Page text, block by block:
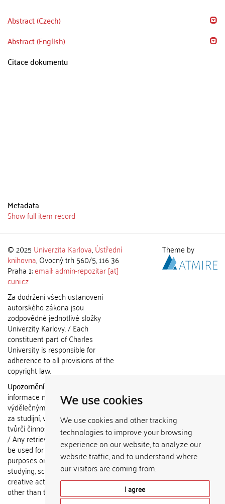
We use cookies
We use cookies and other tracking
technologies to improve your browsing
experience on our website, to analyze our
website traffic, and to understand where
our visitors are coming from.
I agree
Abstract (Czech)
Abstract (English)
Citace dokumentu
Metadata
Show full item record
© 2025 Univerzita Karlova,Ústřední
knihovna, Ovocný trh 560/5, 116 36
Praha 1;email: admin-repozitar [at]
cuni.cz
Za dodržení všech ustanovení
autorského zákona jsou
zodpovědné jednotlivé složky
Univerzity Karlovy. / Each
constituent part of Charles
University is responsible for
adherence to all provisions of the
copyright law.
Upozornění / Notice:
informace nemohou být použity k
výdělečným účelům nebo vydávány
za studijní, vědeckou nebo jinou
tvůrčí činnost jiné osoby než autora.
/ Any retrieved information shall not
be used for any commercial
purposes or claimed as results of
studying, scientific or any other
creative activities of any person
other than the author.
Theme by